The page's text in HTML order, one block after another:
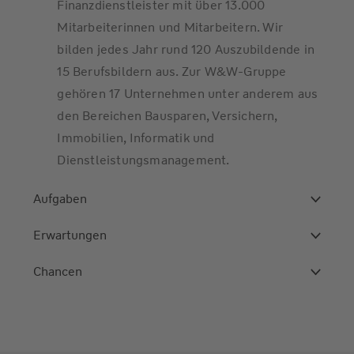
Finanzdienstleister mit über 13.000
Mitarbeiterinnen und Mitarbeitern. Wir
bilden jedes Jahr rund 120 Auszubildende in
15 Berufsbildern aus. Zur W&W-Gruppe
gehören 17 Unternehmen unter anderem aus
den Bereichen Bausparen, Versichern,
Immobilien, Informatik und
Dienstleistungsmanagement.
Aufgaben
Erwartungen
Chancen